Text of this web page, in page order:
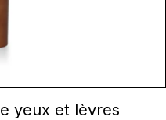
PANIER
yeux et lèvres